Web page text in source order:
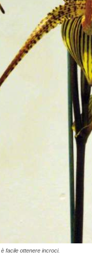
facile ottenere incroci.